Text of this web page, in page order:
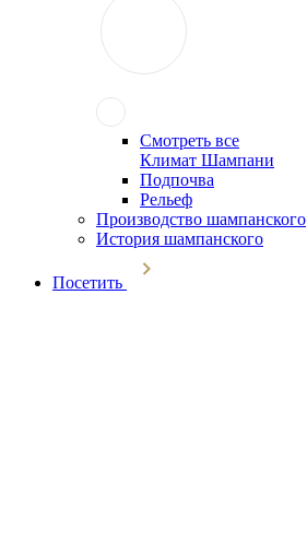
Смотреть все
Климат Шампани
Подпочва
Рельеф
Производство шампанского
История шампанского
Посетить